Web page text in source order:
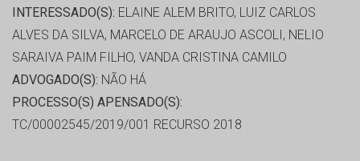
INTERESSADO(S): ELAINE ALEM BRITO, LUIZ CARLOS
ALVES DA SILVA, MARCELO DE ARAUJO ASCOLI, NELIO
SARAIVA PAIM FILHO, VANDA CRISTINA CAMILO
ADVOGADO(S): NÃO HÁ
PROCESSO(S) APENSADO(S):
TC/00002545/2019/001 RECURSO 2018